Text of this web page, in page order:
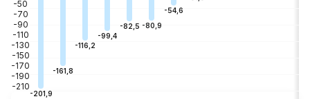
-50
-70
-90
-110
-130
-150
-170
-190
-210
-201,9
-161,8
-116,2
-99,4
-82,5 -80,9
-54,6